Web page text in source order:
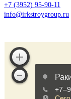
+7 (3952) 95-90-11
info@irkstroygroup.ru